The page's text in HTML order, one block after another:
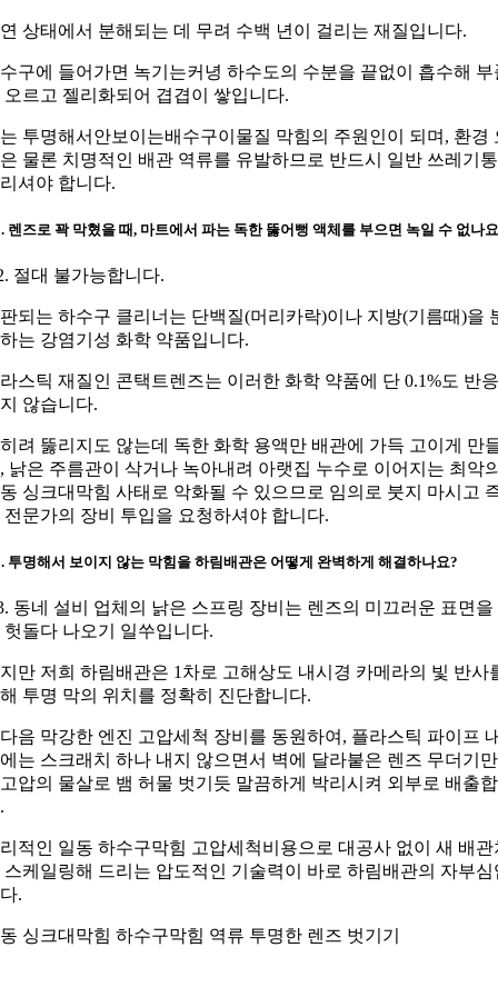
상태에서 분해되는 데 무려 수백 년이 걸리는 재질입니다.
구에 들어가면 녹기는커녕 하수도의 수분을 끝없이 흡수해 부
오르고 젤리화되어 겹겹이 쌓입니다.
투명해서안보이는배수구이물질 막힘의 주원인이 되며, 환경
물론 치명적인 배관 역류를 유발하므로 반드시 일반 쓰레기
셔야 합니다.
렌즈로 꽉 막혔을 때, 마트에서 파는 독한 뚫어뻥 액체를 부으면 녹일 수 없나
절대 불가능합니다.
되는 하수구 클리너는 단백질(머리카락)이나 지방(기름때)을
는 강염기성 화학 약품입니다.
스틱 재질인 콘택트렌즈는 이러한 화학 약품에 단 0.1%도 반응
않습니다.
려 뚫리지도 않는데 독한 화학 용액만 배관에 가득 고이게 만
낡은 주름관이 삭거나 녹아내려 아랫집 누수로 이어지는 최악
싱크대막힘 사태로 악화될 수 있으므로 임의로 붓지 마시고
전문가의 장비 투입을 요청하셔야 합니다.
투명해서 보이지 않는 막힘을 하림배관은 어떻게 완벽하게 해결하나요?
동네 설비 업체의 낡은 스프링 장비는 렌즈의 미끄러운 표면을
헛돌다 나오기 일쑤입니다.
만 저희 하림배관은 1차로 고해상도 내시경 카메라의 빛 반사
투명 막의 위치를 정확히 진단합니다.
음 막강한 엔진 고압세척 장비를 동원하여, 플라스틱 파이프
는 스크래치 하나 내지 않으면서 벽에 달라붙은 렌즈 무더기만
압의 물살로 뱀 허물 벗기듯 말끔하게 박리시켜 외부로 배출
적인 일동 하수구막힘 고압세척비용으로 대공사 없이 새 배관
스케일링해 드리는 압도적인 기술력이 바로 하림배관의 자부심
.
싱크대막힘 하수구막힘 역류 투명한 렌즈 벗기기